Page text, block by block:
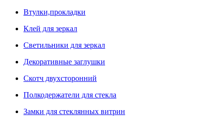
Втулки,прокладки
Клей для зеркал
Светильники для зеркал
Декоративные заглушки
Скотч двухсторонний
Полкодержатели для стекла
Замки для стеклянных витрин